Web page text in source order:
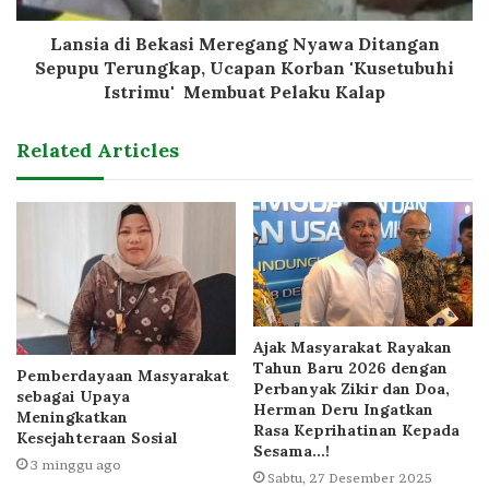
Lansia di Bekasi Meregang Nyawa Ditangan
Sepupu Terungkap, Ucapan Korban 'Kusetubuhi
Istrimu' Membuat Pelaku Kalap
Related Articles
Pemberdayaan Masyarakat
sebagai Upaya
Meningkatkan
Kesejahteraan Sosial
3 minggu ago
Ajak Masyarakat Rayakan
Tahun Baru 2026 dengan
Perbanyak Zikir dan Doa,
Herman Deru Ingatkan
Rasa Keprihatinan Kepada
Sesama…!
Sabtu, 27 Desember 2025